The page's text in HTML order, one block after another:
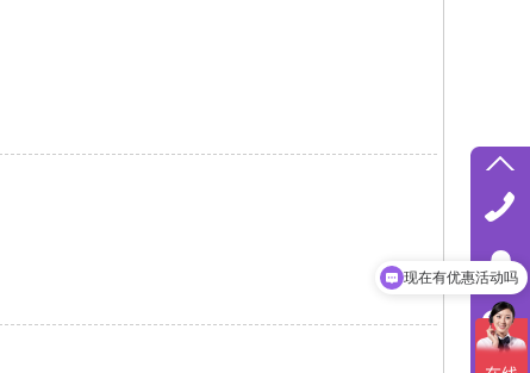
可以介绍下你们的产品么
现在有优惠活动吗